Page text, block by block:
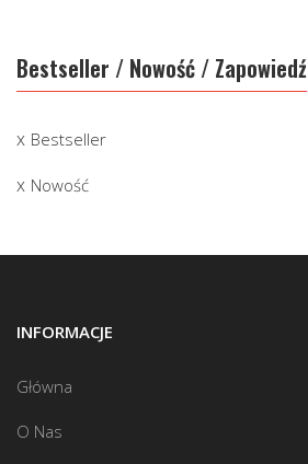
Bestseller / Nowość / Zapowiedź
Bestseller
Nowość
INFORMACJE
Główna
O Nas